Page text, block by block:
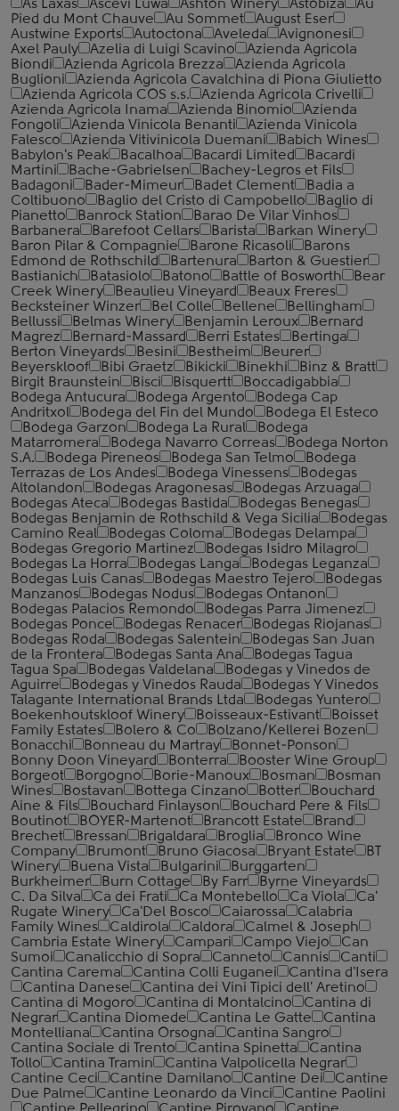
As Laxas
Ascevi Luwa Ashton Winery Astobiza
Au
Pied du Mont Chauve
Au Sommet
August Eser
Austwine Exports
Autoctona Aveleda
Avignonesi
Axel Pauly
Azelia di Luigi Scavino
Azienda Agricola
Biondi
Azienda Agricola Brezza
Azienda Agricola
Buglioni
Azienda Agricola Cavalchina di Piona Giulietto
Azienda Agricola COS s.s.
Azienda Agricola Crivelli
Azienda Agricola Inama
Azienda Binomio
Azienda
Fongoli
Azienda Vinicola Benanti
Azienda Vinicola
Falesco
Azienda Vitivinicola Duemani
Babich Wines
Babylon's Peak
Bacalhoa Bacardi Limited
Bacardi
Martini
Bache-Gabrielsen
Bachey-Legros et Fils
Badagoni
Bader-Mimeur Badet Clement
Badia a
Coltibuono
Baglio del Cristo di Campobello
Baglio di
Pianetto
Banrock Station
Barao De Vilar Vinhos
Barbanera
Barefoot Cellars Barista
Barkan Winery
Baron Pilar & Compagnie
Barone Ricasoli
Barons
Edmond de Rothschild
Bartenura
Barton & Guestier
Bastianich
Batasiolo Batono Battle of Bosworth
Bear
Creek Winery
Beaulieu Vineyard
Beaux Freres
Becksteiner Winzer
Bel Colle Bellene
Bellingham
Bellussi
Belmas Winery Benjamin Leroux
Bernard
Magrez
Bernard-Massard Berri Estates
Bertinga
Berton Vineyards
Besini Bestheim
Beurer
Beyerskloof
Bibi Graetz Bikicki Binekhi
Binz & Bratt
Birgit Braunstein
Bisci Bisquertt
Boccadigabbia
Bodega Antucura
Bodega Argento
Bodega Cap
Andritxol
Bodega del Fin del Mundo
Bodega El Esteco
Bodega Garzon
Bodega La Rural
Bodega
Matarromera
Bodega Navarro Correas
Bodega Norton
S.A.
Bodega Pireneos Bodega San Telmo
Bodega
Terrazas de Los Andes
Bodega Vinessens
Bodegas
Altolandon
Bodegas Aragonesas
Bodegas Arzuaga
Bodegas Ateca
Bodegas Bastida
Bodegas Benegas
Bodegas Benjamin de Rothschild & Vega Sicilia
Bodegas
Camino Real
Bodegas Coloma
Bodegas Delampa
Bodegas Gregorio Martinez
Bodegas Isidro Milagro
Bodegas La Horra
Bodegas Langa
Bodegas Leganza
Bodegas Luis Canas
Bodegas Maestro Tejero
Bodegas
Manzanos
Bodegas Nodus
Bodegas Ontanon
Bodegas Palacios Remondo
Bodegas Parra Jimenez
Bodegas Ponce
Bodegas Renacer
Bodegas Riojanas
Bodegas Roda
Bodegas Salentein
Bodegas San Juan
de la Frontera
Bodegas Santa Ana
Bodegas Tagua
Tagua Spa
Bodegas Valdelana
Bodegas y Vinedos de
Aguirre
Bodegas y Vinedos Rauda
Bodegas Y Vinedos
Talagante International Brands Ltda
Bodegas Yuntero
Boekenhoutskloof Winery
Boisseaux-Estivant
Boisset
Family Estates
Bolero & Co
Bolzano/Kellerei Bozen
Bonacchi
Bonneau du Martray
Bonnet-Ponson
Bonny Doon Vineyard
Bonterra
Booster Wine Group
Borgeot
Borgogno Borie-Manoux Bosman
Bosman
Wines
Bostavan Bottega Cinzano Botter
Bouchard
Aine & Fils
Bouchard Finlayson
Bouchard Pere & Fils
Boutinot
BOYER-Martenot Brancott Estate
Brand
Brechet
Bressan Brigaldara Broglia
Bronco Wine
Company
Brumont Bruno Giacosa Bryant Estate
BT
Winery
Buena Vista Bulgarini
Burggarten
Burkheimer
Burn Cottage By Farr
Byrne Vineyards
C. Da Silva
Ca dei Frati Ca Montebello Ca Viola
Ca'
Rugate Winery
Ca'Del Bosco Caiarossa
Calabria
Family Wines
Caldirola Caldora
Calmel & Joseph
Cambria Estate Winery
Campari Campo Viejo
Can
Sumoi
Canalicchio di Sopra Canneto Cannis
Canti
Cantina Carema
Cantina Colli Euganei
Cantina d'Isera
Cantina Danese
Cantina dei Vini Tipici dell' Aretino
Cantina di Mogoro
Cantina di Montalcino
Cantina di
Negrar
Cantina Diomede Cantina Le Gatte
Cantina
Montelliana
Cantina Orsogna
Cantina Sangro
Cantina Sociale di Trento
Cantina Spinetta
Cantina
Tollo
Cantina Tramin
Cantina Valpolicella Negrar
Cantine Ceci
Cantine Damilano Cantine Dei
Cantine
Due Palme
Cantine Leonardo da Vinci
Cantine Paolini